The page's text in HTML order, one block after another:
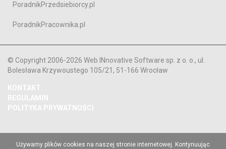
PoradnikPrzedsiebiorcy.pl
PoradnikPracownika.pl
© Copyright 2006-2026 Web INnovative Software sp. z o. o., ul.
Bolesława Krzywoustego 105/21, 51-166 Wrocław
KONTAKT
REGULAMIN
POLITYKA PRYWATNOŚCI
Używamy plików cookies na naszej stronie internetowej. Kontynuując